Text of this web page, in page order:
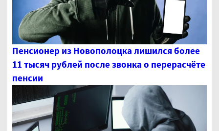
Пенсионер из Новополоцка лишился более
11 тысяч рублей после звонка о перерасчёте
пенсии